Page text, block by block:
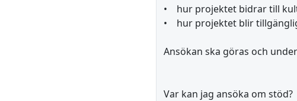
• hur projektet bidrar till
• hur projektet blir
Ansökan ska göras och
Var kan jag ansöka om stöd?